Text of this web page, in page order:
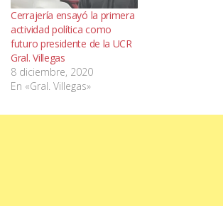
Cerrajería ensayó la primera
actividad política como
futuro presidente de la UCR
Gral. Villegas
8 diciembre, 2020
En «Gral. Villegas»